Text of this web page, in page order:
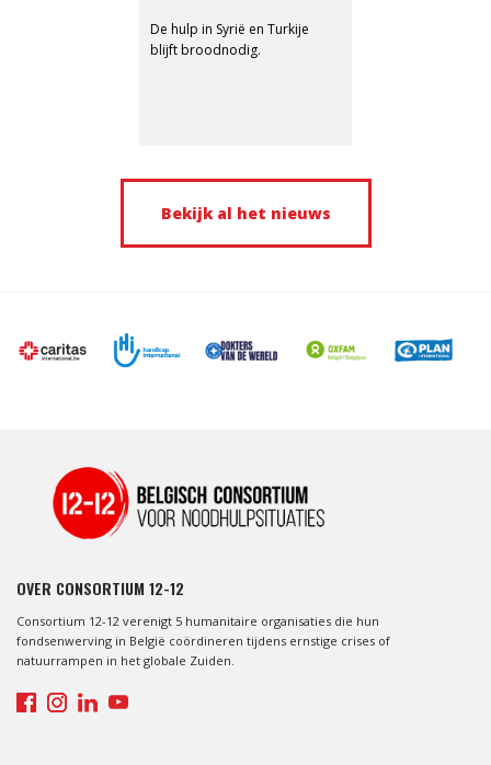
De hulp in Syrië en Turkije
blijft broodnodig.
Bekijk al het nieuws
OVER CONSORTIUM 12-12
Consortium 12-12 verenigt 5 humanitaire organisaties die hun
fondsenwerving in België coördineren tijdens ernstige crises of
natuurrampen in het globale Zuiden.